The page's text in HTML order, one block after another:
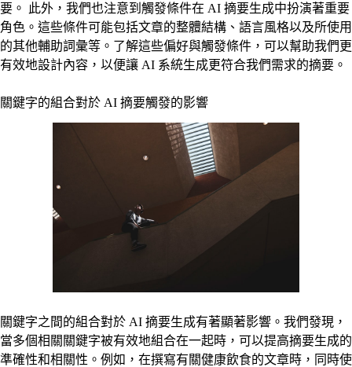
要。 此外，我們也注意到觸發條件在 AI 摘要生成中扮演著重要
角色。這些條件可能包括文章的整體結構、語言風格以及所使用
的其他輔助詞彙等。了解這些偏好與觸發條件，可以幫助我們更
有效地設計內容，以便讓 AI 系統生成更符合我們需求的摘要。
關鍵字的組合對於 AI 摘要觸發的影響
關鍵字之間的組合對於 AI 摘要生成有著顯著影響。我們發現，
當多個相關關鍵字被有效地組合在一起時，可以提高摘要生成的
準確性和相關性。例如，在撰寫有關健康飲食的文章時，同時使